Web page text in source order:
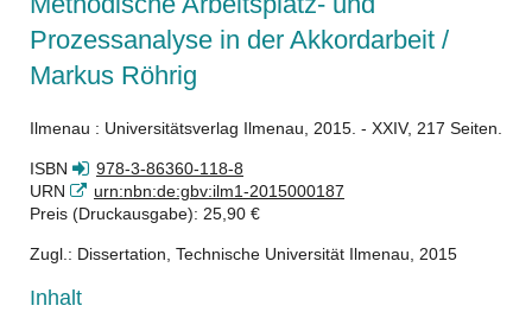
Prozessanalyse in der Akkordarbeit /
Markus Röhrig
Ilmenau : Universitätsverlag Ilmenau, 2015. - XXIV, 217 Seiten.
ISBN
978-3-86360-118-8
URN
urn:nbn:de:gbv:ilm1-2015000187
Preis (Druckausgabe): 25,90 €
Zugl.: Dissertation, Technische Universität Ilmenau, 2015
Inhalt